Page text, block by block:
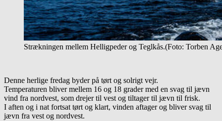
Strækningen mellem Helligpeder og Teglkås.(Foto: Torben
Denne herlige fredag byder på tørt og solrigt vejr.
Temperaturen bliver mellem 16 og 18 grader med en svag til jævn
vind fra nordvest, som drejer til vest og tiltager til jævn til frisk.
I aften og i nat fortsat tørt og klart, vinden aftager og bliver svag til
jævn fra vest og nordvest.